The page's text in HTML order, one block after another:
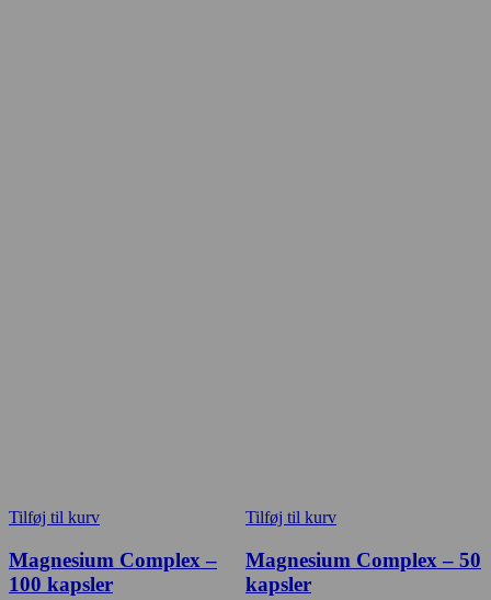
Tilføj til kurv
Magnesium Complex –
100 kapsler
Tilføj til kurv
Magnesium Complex – 50
kapsler